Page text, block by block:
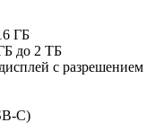
ГБ
до 2 ТБ
с разрешением
C)